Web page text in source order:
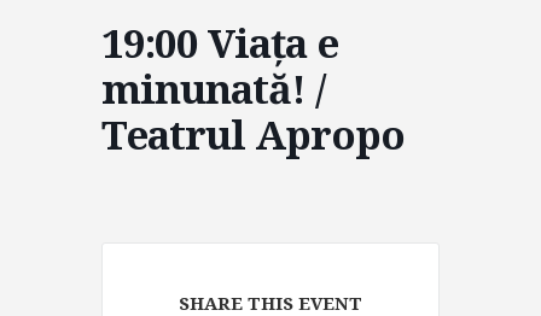
19:00 Viața e
minunată! /
Teatrul Apropo
SHARE THIS EVENT